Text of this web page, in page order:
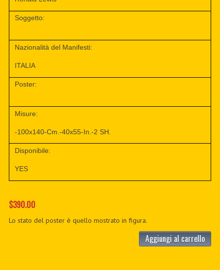
Soggetto:
Nazionalità del Manifesti:
ITALIA
Poster:
Misure:
-100x140-Cm.-40x55-In.-2 SH.
Disponibile:
YES
$390.00
Lo stato del poster è quello mostrato in figura.
Aggiungi al carrello